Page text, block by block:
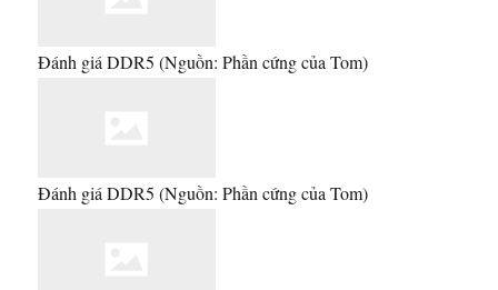
Đánh giá DDR5(Nguồn: Phần cứng của Tom)
Đánh giá DDR5(Nguồn: Phần cứng của Tom)